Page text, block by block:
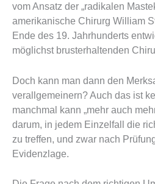
vom Ansatz der „radikalen
amerikanische Chirurg William
Ende des 19. Jahrhunderts
möglichst brusterhaltenden
Doch kann man dann den
verallgemeinern? Auch das ist
manchmal kann „mehr auch
darum, in jedem Einzelfall die
zu treffen, und zwar nach
Evidenzlage.